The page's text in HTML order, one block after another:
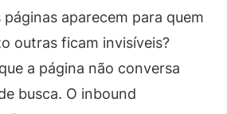
páginas aparecem para quem
outras ficam invisíveis?
a página não conversa
busca. O inbound